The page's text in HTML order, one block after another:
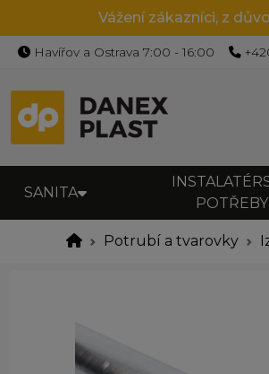
Vážení zákazníci, z
Havířov a Ostrava 7:00 - 16:00
SANITA
POTŘEBY
Potrubí a tvarovky